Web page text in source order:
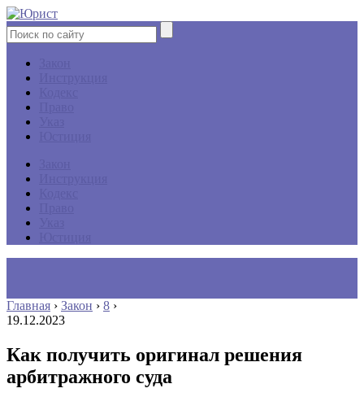
Главная › Закон › 8 ›
19.12.2023
Как получить оригинал решения
арбитражного суда